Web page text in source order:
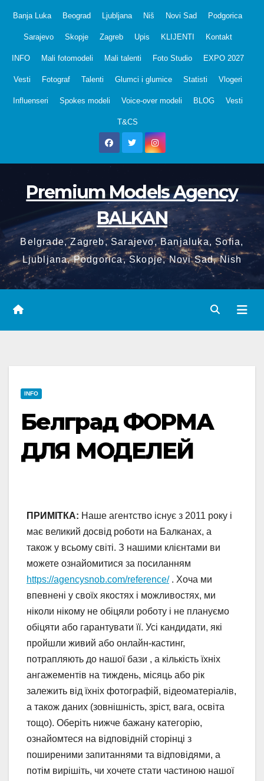
Banja Luka Beograd Ljubljana Niš Novi Sad Podgorica
Sarajevo Skopje Zagreb Upis KLIJENTI Kontakt
INFO Mali fotomodeli Mali talenti Foto Studio EXPO 2027
Vesti Fotograf Talenti Glumci i glumice Statisti Vlogeri
Influenseri Spokes modeli Voice-over modeli BLOG Vesti
T&CS
Premium Models Agency
BALKAN
Belgrade, Zagreb, Sarajevo, Banjaluka, Sofia,
Ljubljana, Podgorica, Skopje, Novi Sad, Nish
INFO
Белград ФОРМА
ДЛЯ МОДЕЛЕЙ
ПРИМІТКА: Наше агентство існує з 2011 року і
має великий досвід роботи на Балканах, а
також у всьому світі. З нашими клієнтами ви
можете ознайомитися за посиланням
https://agencysnob.com/reference/. Хоча ми
впевнені у своїх якостях і можливостях, ми
ніколи нікому не обіцяли роботу і не плануємо
обіцяти або гарантувати її. Усі кандидати, які
пройшли живий або онлайн-кастинг,
потрапляють до нашої бази , а кількість їхніх
ангажементів на тиждень, місяць або рік
залежить від їхніх фотографій, відеоматеріалів,
а також даних (зовнішність, зріст, вага, освіта
тощо). Оберіть нижче бажану категорію,
ознайомтеся на відповідній сторінці з
поширеними запитаннями та відповідями, а
потім вирішіть, чи хочете стати частиною нашої